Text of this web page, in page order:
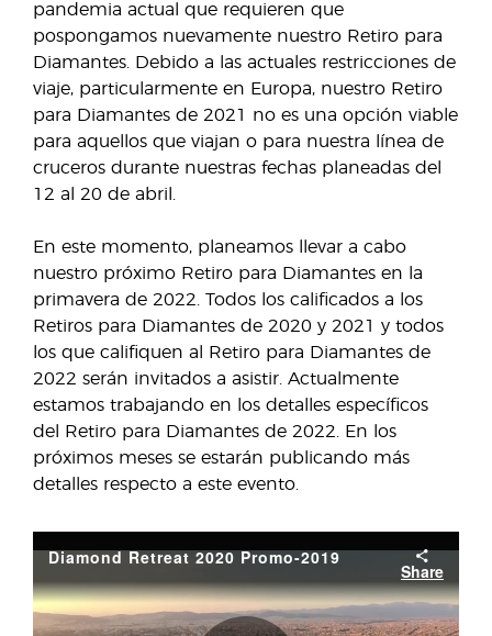
pandemia actual que requieren que
pospongamos nuevamente nuestro Retiro para
Diamantes. Debido a las actuales restricciones de
viaje, particularmente en Europa, nuestro Retiro
para Diamantes de 2021 no es una opción viable
para aquellos que viajan o para nuestra línea de
cruceros durante nuestras fechas planeadas del
12 al 20 de abril.
En este momento, planeamos llevar a cabo
nuestro próximo Retiro para Diamantes en la
primavera de 2022. Todos los calificados a los
Retiros para Diamantes de 2020 y 2021 y todos
los que califiquen al Retiro para Diamantes de
2022 serán invitados a asistir. Actualmente
estamos trabajando en los detalles específicos
del Retiro para Diamantes de 2022. En los
próximos meses se estarán publicando más
detalles respecto a este evento.